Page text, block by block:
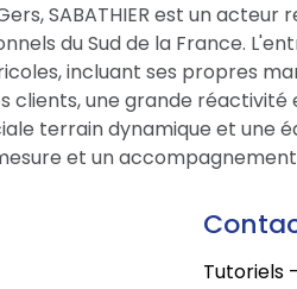
SABATHIER est un
du Sud de la France.
incluant ses propres
clients, une grande
terrain dynamique et une
et un
Tutoriels